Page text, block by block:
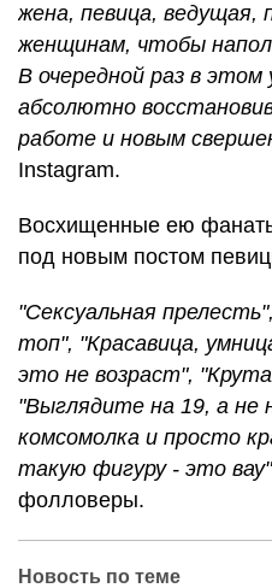
жена, певица, ведущая,
женщинам, чтобы
В очередной раз в этом
абсолютно
работе и новым
Instagram.
Восхищенные ею
под новым постом
"Сексуальная
топ", "Красавица,
это не возраст",
"Выглядите на 19, а не
комсомолка и просто
такую фигуру - это
фолловеры.
Новость по теме